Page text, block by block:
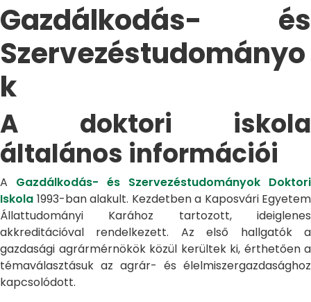
Gazdálkodás- és
Szervezéstudományo
k
A doktori iskola
általános információi
A Gazdálkodás- és Szervezéstudományok Doktori
Iskola 1993-ban alakult. Kezdetben a Kaposvári Egyetem
Állattudományi Karához tartozott, ideiglenes
akkreditációval rendelkezett. Az első hallgatók a
gazdasági agrármérnökök közül kerültek ki, érthetően a
témaválasztásuk az agrár- és élelmiszergazdasághoz
kapcsolódott.